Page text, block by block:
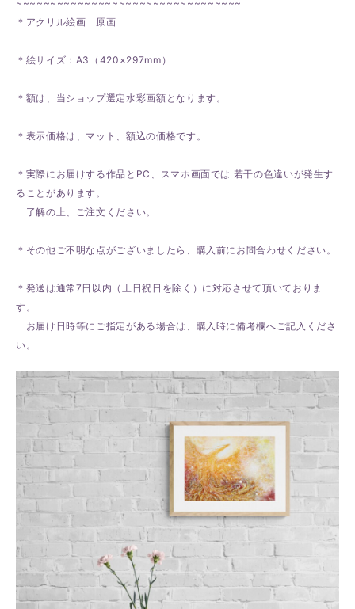
~~~~~~~~~~~~~~~~~~~~~~~~~~~~~~~~~
＊アクリル絵画 原画
＊絵サイズ：A3（420×297mm）
＊額は、当ショップ選定水彩画額となります。
＊表示価格は、マット、額込の価格です。
＊実際にお届けする作品とPC、スマホ画面では 若干の色違いが発生す
ることがあります。
了解の上、ご注文ください。
＊その他ご不明な点がございましたら、購入前にお問合わせください。
＊発送は通常7日以内（土日祝日を除く）に対応させて頂いておりま
す。
お届け日時等にご指定がある場合は、購入時に備考欄へご記入くださ
い。